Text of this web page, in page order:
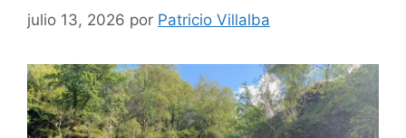
julio 13, 2026 por Patricio Villalba